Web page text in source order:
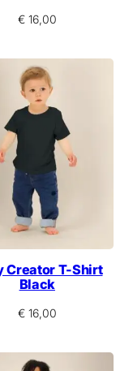
€16,00
Creator T-Shirt
Black
€16,00